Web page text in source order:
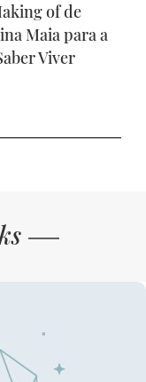
of de
Maia para a
Viver